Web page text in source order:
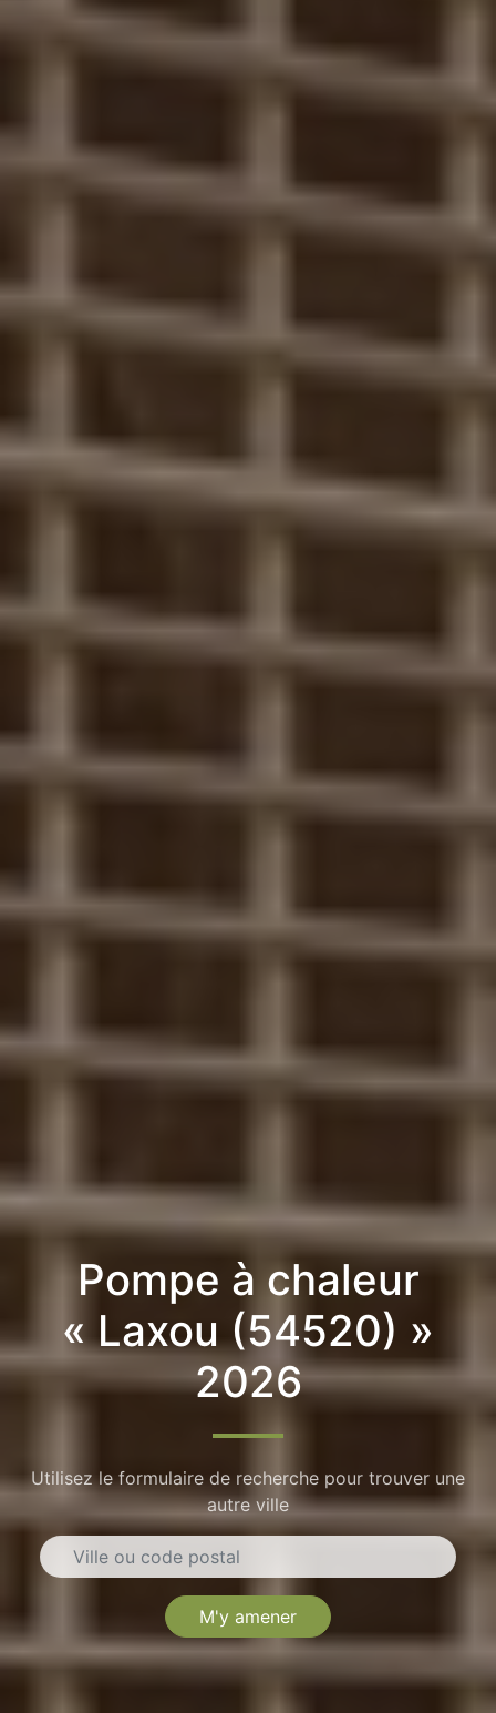
Pompe à chaleur
« Laxou (54520) »
2026
Utilisez le formulaire de recherche pour trouver une
autre ville
M'y amener